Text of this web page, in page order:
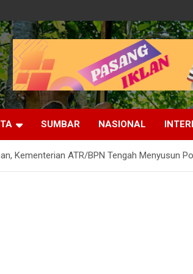
SUMBAR NASIONAL
Kementerian ATR/BPN Tengah Menyusun